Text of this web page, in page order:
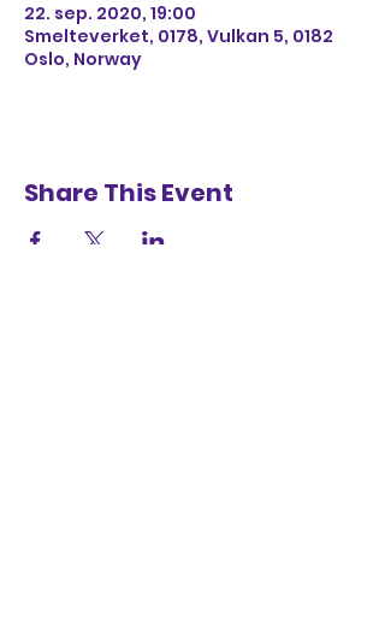
22. sep. 2020, 19:00
Smelteverket, 0178, Vulkan 5, 0182
Oslo, Norway
Share This Event